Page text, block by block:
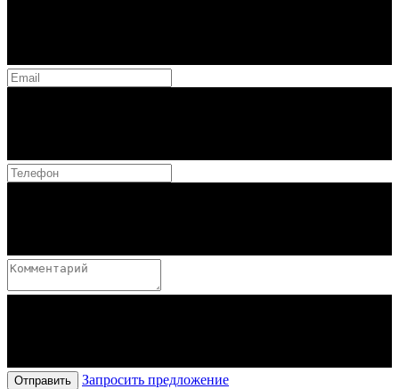
Отправить
Запросить предложение